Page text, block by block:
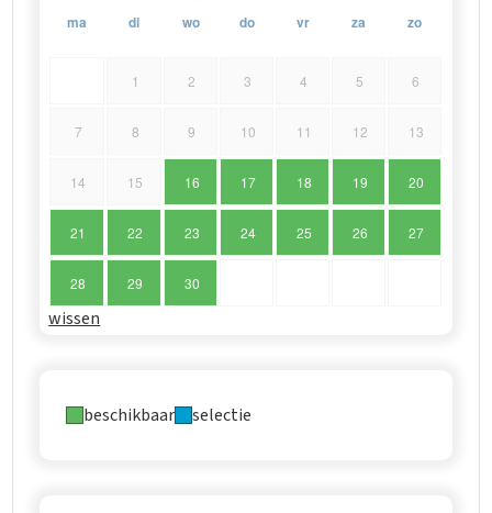
ma di wo do vr za zo
1 2 3 4 5 6
7 8 9 10 11 12 13
14 15 16 17 18 19 20
21 22 23 24 25 26 27
28 29 30
wissen
beschikbaar selectie